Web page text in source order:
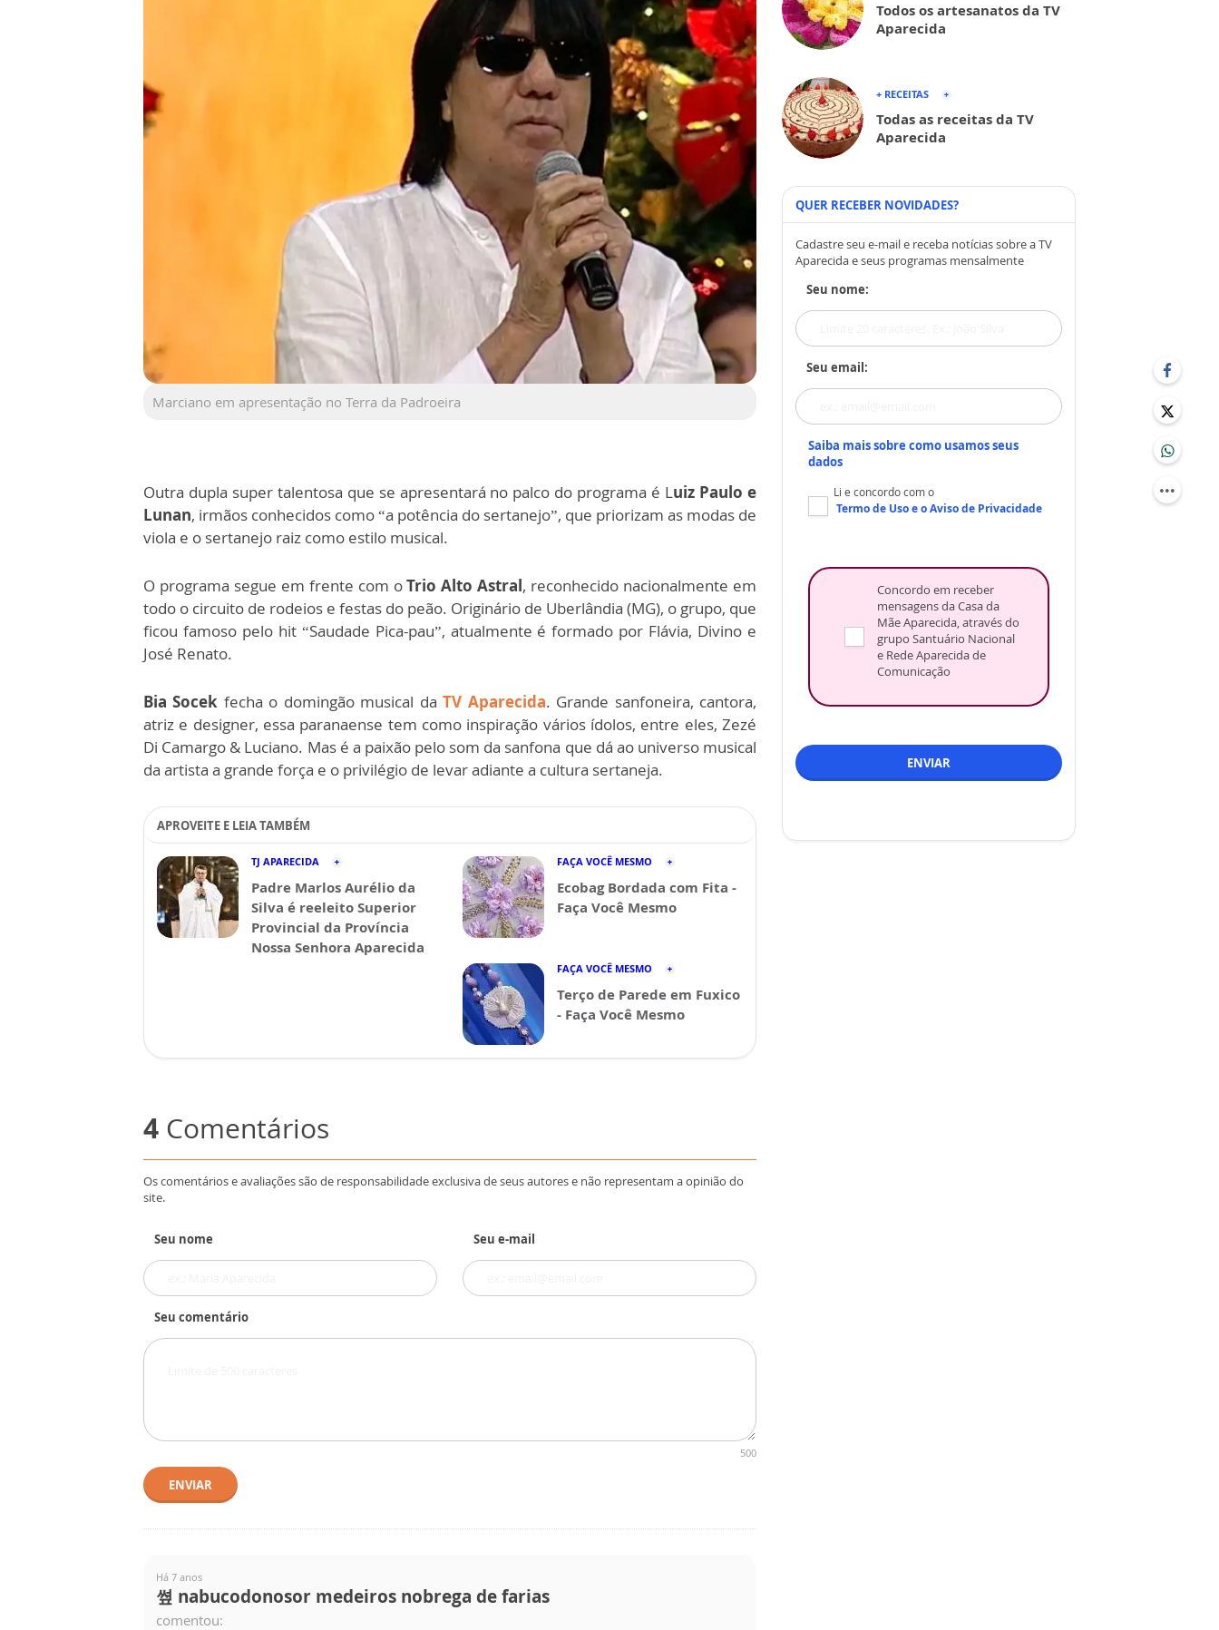
Marciano em apresentação no Terra da Padroeira
Outra dupla super talentosa que se apresentará no palco do programa é Luiz Paulo e
Lunan, irmãos conhecidos como “a potência do sertanejo”, que priorizam as modas de
viola e o sertanejo raiz como estilo musical.
O programa segue em frente com oTrio Alto Astral, reconhecido nacionalmente em
todo o circuito de rodeios e festas do peão. Originário de Uberlândia (MG), o grupo, que
ficou famoso pelo hit “Saudade Pica-pau”, atualmente é formado por Flávia, Divino e
José Renato.
Bia Socek fecha o domingão musical daTV Aparecida. Grande sanfoneira, cantora,
atriz e designer, essa paranaense tem como inspiração vários ídolos, entre eles, Zezé
Di Camargo & Luciano. Mas é a paixão pelo som da sanfona que dá ao universo musical
da artista a grande força e o privilégio de levar adiante a cultura sertaneja.
APROVEITE E LEIA TAMBÉM
TJ APARECIDA
Padre Marlos Aurélio da
Silva é reeleito Superior
Provincial da Província
Nossa Senhora Aparecida
FAÇA VOCÊ MESMO
Ecobag Bordada com Fita -
Faça Você Mesmo
FAÇA VOCÊ MESMO
Terço de Parede em Fuxico
- Faça Você Mesmo
4 Comentários
Os comentários e avaliações são de responsabilidade exclusiva de seus autores e não representam a opinião do
site.
Seu nome Seu e-mail
Seu comentário
500
ENVIAR
Há 7 anos
쎺 nabucodonosor medeiros nobrega de farias
comentou:
Todos os artesanatos da TV
Aparecida
+ RECEITAS
Todas as receitas da TV
Aparecida
QUER RECEBER NOVIDADES?
Cadastre seu e-mail e receba notícias sobre a TV
Aparecida e seus programas mensalmente
Seu nome:
Seu email:
Saiba mais sobre como usamos seus
dados
Li e concordo com o
Termo de Usoe oAviso de Privacidade
Concordo em receber
mensagens da Casa da
Mãe Aparecida, através do
grupo Santuário Nacional
e Rede Aparecida de
Comunicação
ENVIAR